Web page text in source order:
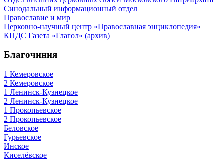
Синодальный информационный отдел
Православие и мир
Церковно-научный центр «Православная энциклопедия»
КПДС Газета «Глагол» (архив)
Благочиния
1 Кемеровское
2 Кемеровское
1 Ленинск-Кузнецкое
2 Ленинск-Кузнецкое
1 Прокопьевское
2 Прокопьевское
Беловское
Гурьевское
Инское
Киселёвское